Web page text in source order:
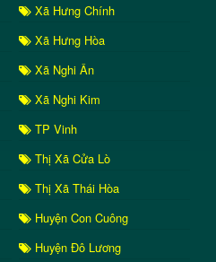
Xã Hưng Chính
Xã Hưng Hòa
Xã Nghi Ân
Xã Nghi Kim
TP Vinh
Thị Xã Cửa Lò
Thị Xã Thái Hòa
Huyện Con Cuông
Huyện Đô Lương